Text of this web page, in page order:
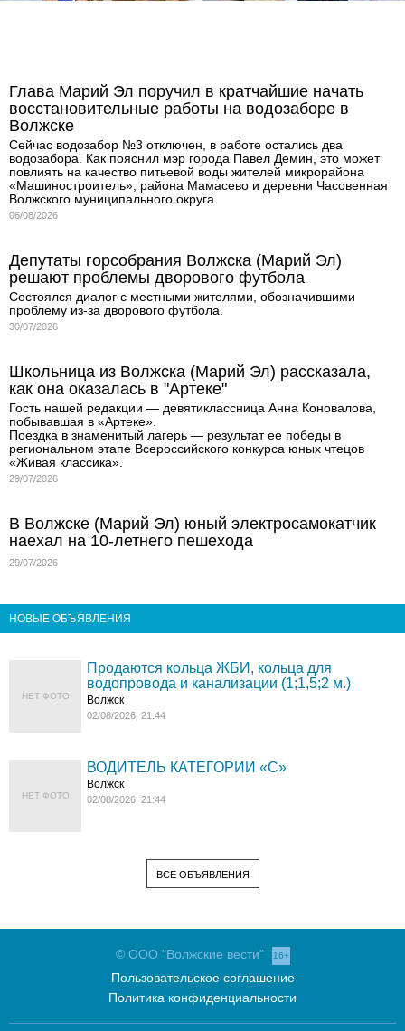
Глава Марий Эл поручил в кратчайшие начать
восстановительные работы на водозаборе в
Волжске
Сейчас водозабор №3 отключен, в работе остались два
водозабора. Как пояснил мэр города Павел Демин, это может
повлиять на качество питьевой воды жителей микрорайона
«Машиностроитель», района Мамасево и деревни Часовенная
Волжского муниципального округа.
06/08/2026
Депутаты горсобрания Волжска (Марий Эл)
решают проблемы дворового футбола
Состоялся диалог с местными жителями, обозначившими
проблему из-за дворового футбола.
30/07/2026
Школьница из Волжска (Марий Эл) рассказала,
как она оказалась в "Артеке"
Гость нашей редакции — девятиклассница Анна Коновалова,
побывавшая в «Артеке».
Поездка в знаменитый лагерь — результат ее победы в
региональном этапе Всероссийского конкурса юных чтецов
«Живая классика».
29/07/2026
В Волжске (Марий Эл) юный электросамокатчик
наехал на 10-летнего пешехода
29/07/2026
НОВЫЕ ОБЪЯВЛЕНИЯ
НЕТ ФОТО
Продаются кольца ЖБИ, кольца для
водопровода и канализации (1;1,5;2 м.)
Волжск
02/08/2026, 21:44
НЕТ ФОТО
ВОДИТЕЛЬ КАТЕГОРИИ «C»
Волжск
02/08/2026, 21:44
ВСЕ ОБЪЯВЛЕНИЯ
© ООО "Волжские вести" 16+
Пользовательское соглашение
Политика конфиденциальности